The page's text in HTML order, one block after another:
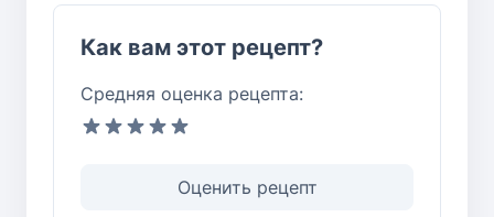
Как вам этот рецепт?
Средняя оценка рецепта:
Оценить рецепт